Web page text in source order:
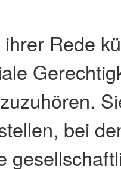
Rede
bei